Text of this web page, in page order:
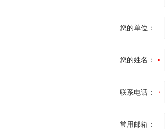
您的单位：
您的姓名：
联系电话：
常用邮箱：